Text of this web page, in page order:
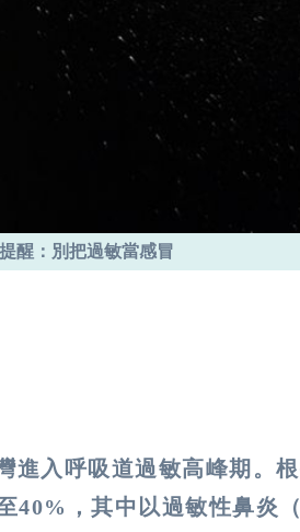
醒：別把過敏當感冒
進入呼吸道過敏高峰期。
40% ，其中以過敏性鼻炎